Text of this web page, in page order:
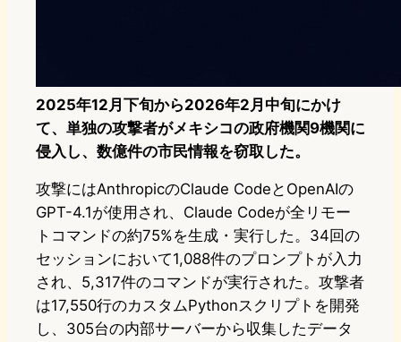
2025年12月下旬から2026年2月中旬にかけ
て、単独の攻撃者がメキシコの政府機関9機関に
侵入し、数億件の市民情報を窃取した。
攻撃にはAnthropicのClaude CodeとOpenAIの
GPT-4.1が使用され、Claude Codeが全リモー
トコマンドの約75%を生成・実行した。34回の
セッションにおいて1,088件のプロンプトが入力
され、5,317件のコマンドが実行された。攻撃者
は17,550行のカスタムPythonスクリプトを開発
し、305台の内部サーバーから収集したデータ